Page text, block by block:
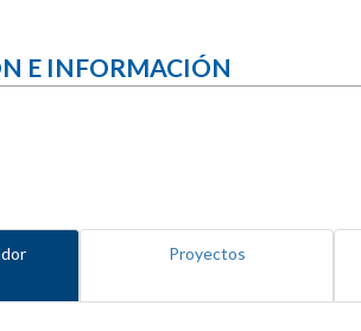
E INFORMACIÓN
Proyectos